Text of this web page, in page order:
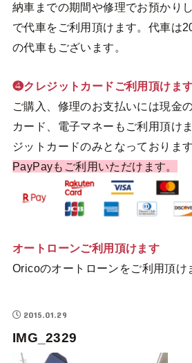
納車までの期間や修理でお預かり
で代車をご利用頂けます。代車は
の代車もございます。
❹クレジットカードご利用頂けま
ご購入、修理のお支払いには現金
カード、電子マネーもご利用頂け
ジットカードのみとなっております
PayPayもご利用いただけます。
オートローンご利用頂けます
Oricoのオートローンをご利用頂け
2015.01.29
IMG_2329